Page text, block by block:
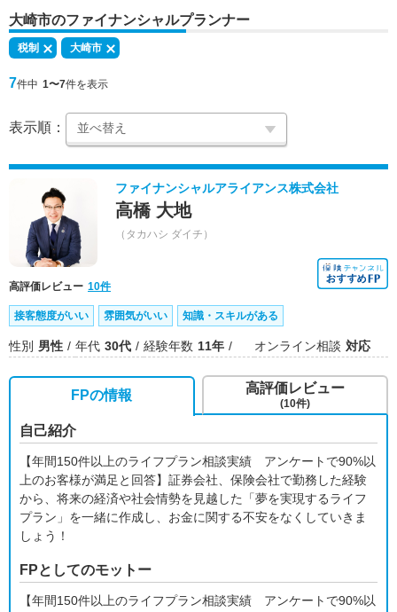
大崎市のファイナンシャルプランナー
税制 大崎市
7件中 1〜7件を表示
表示順：
ファイナンシャルアライアンス株式会社
高橋 大地
（タカハシ ダイチ）
高評価レビュー 10件
接客態度がいい 雰囲気がいい 知識・スキルがある
性別 男性 年代 30代 経験年数 11年 オンライン相談 対応
FPの情報
自己紹介
【年間150件以上のライフプラン相談実績 アンケートで90%以
上のお客様が満足と回答】証券会社、保険会社で勤務した経験
から、将来の経済や社会情勢を見越した「夢を実現するライフ
プラン」を一緒に作成し、お金に関する不安をなくしていきま
しょう！
FPとしてのモットー
【年間150件以上のライフプラン相談実績 アンケートで90%以
高評価レビュー
(10件)